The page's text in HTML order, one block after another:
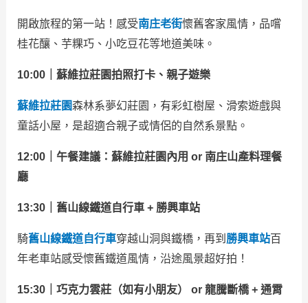
開啟旅程的第一站！感受南庄老街懷舊客家風情，品嚐
桂花釀、芋粿巧、小吃豆花等地道美味。
10:00｜蘇維拉莊園拍照打卡、親子遊樂
蘇維拉莊園森林系夢幻莊園，有彩虹樹屋、滑索遊戲與
童話小屋，是超適合親子或情侶的自然系景點。
12:00｜午餐建議：蘇維拉莊園內用 or 南庄山產料理餐
廳
13:30｜舊山線鐵道自行車 + 勝興車站
騎舊山線鐵道自行車穿越山洞與鐵橋，再到 勝興車站百
年老車站感受懷舊鐵道風情，沿途風景超好拍！
15:30｜巧克力雲莊（如有小朋友） or 龍騰斷橋 + 通霄